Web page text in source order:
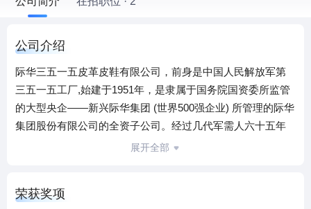
公司介绍
际华三五一五皮革皮鞋有限公司，前身是中国人民解放军第
三五一五工厂,始建于1951年，是隶属于国务院国资委所监管
的大型央企——新兴际华集团 (世界500强企业) 所管理的际华
集团股份有限公司的全资子公司。经过几代军需人六十五年
的不懈奋斗和锐意改革，三五一五公司已经是军队和武警的
靴生产能力、科研开发实力、品种结构完善的研发生产基地
展开全部
荣获奖项